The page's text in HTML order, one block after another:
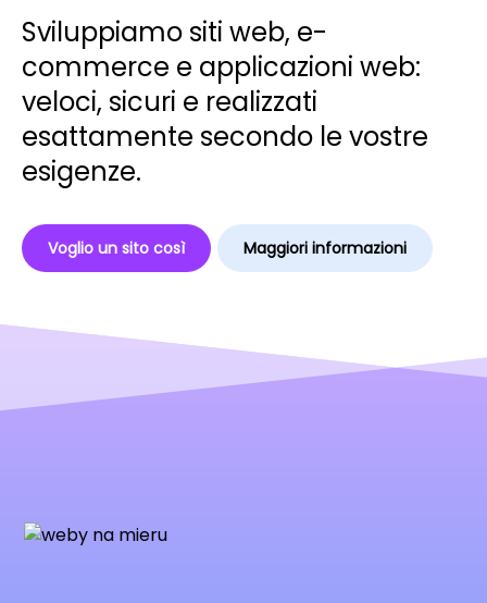
Sviluppiamo siti web, e-
commerce e applicazioni web:
veloci, sicuri e realizzati
esattamente secondo le vostre
esigenze.
Voglio un sito così Maggiori informazioni